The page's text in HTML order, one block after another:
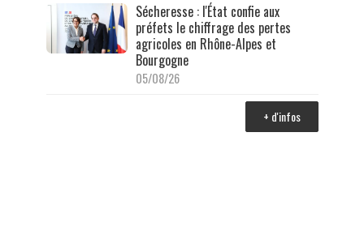
Sécheresse : l'État confie aux
préfets le chiffrage des pertes
agricoles en Rhône-Alpes et
Bourgogne
05/08/26
+ d'infos